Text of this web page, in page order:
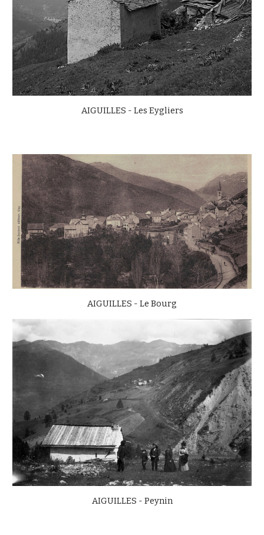
AIGUILLES - Les Eygliers
AIGUILLES - Le Bourg
AIGUILLES - Peynin